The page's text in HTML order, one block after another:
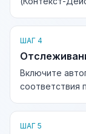
ШАГ 4
Включите
соответствия
ШАГ 5